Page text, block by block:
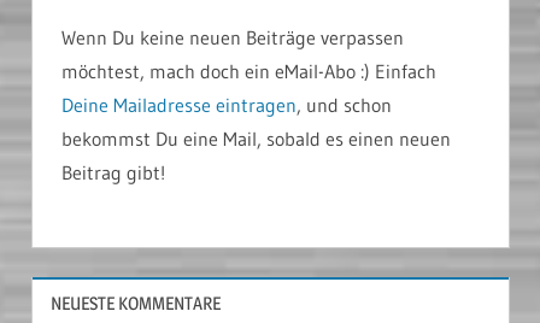
Wenn Du keine neuen Beiträge verpassen
möchtest, mach doch ein eMail-Abo :) Einfach
Deine Mailadresse eintragen, und schon
bekommst Du eine Mail, sobald es einen neuen
Beitrag gibt!
NEUESTE KOMMENTARE